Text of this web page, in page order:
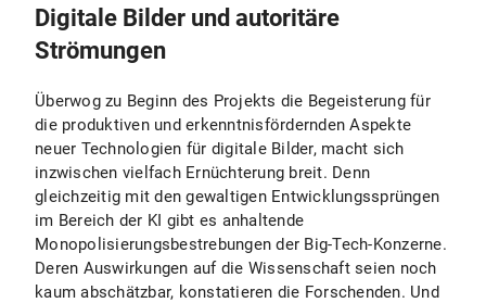
Digitale Bilder und autoritäre
Strömungen
Überwog zu Beginn des Projekts die Begeisterung für
die produktiven und erkenntnisfördernden Aspekte
neuer Technologien für digitale Bilder, macht sich
inzwischen vielfach Ernüchterung breit. Denn
gleichzeitig mit den gewaltigen Entwicklungssprüngen
im Bereich der KI gibt es anhaltende
Monopolisierungsbestrebungen der Big-Tech-Konzerne.
Deren Auswirkungen auf die Wissenschaft seien noch
kaum abschätzbar, konstatieren die Forschenden. Und